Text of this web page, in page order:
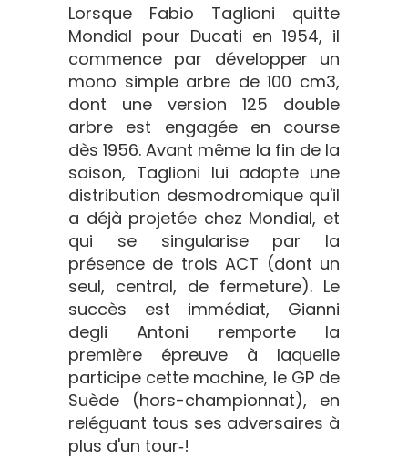
Lorsque Fabio Taglioni quitte
Mondial pour Ducati en 1954, il
commence par développer un
mono simple arbre de 100 cm3,
dont une version 125 double
arbre est engagée en course
dès 1956. Avant même la fin de la
saison, Taglioni lui adapte une
distribution desmodromique qu'il
a déjà projetée chez Mondial, et
qui se singularise par la
présence de trois ACT (dont un
seul, central, de fermeture). Le
succès est immédiat, Gianni
degli Antoni remporte la
première épreuve à laquelle
participe cette machine, le GP de
Suède (hors-championnat), en
reléguant tous ses adversaires à
plus d'un tour‑!